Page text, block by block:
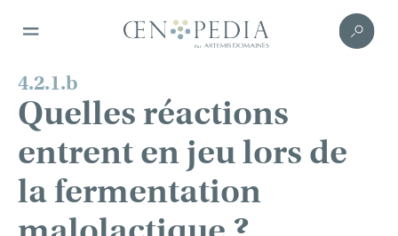
4.2.1.b
Quelles réactions
entrent en jeu lors de
la fermentation